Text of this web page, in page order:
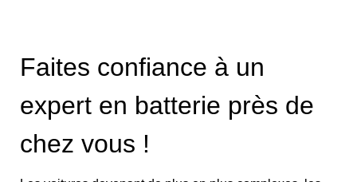
Faites confiance à un
expert en batterie près de
chez vous !